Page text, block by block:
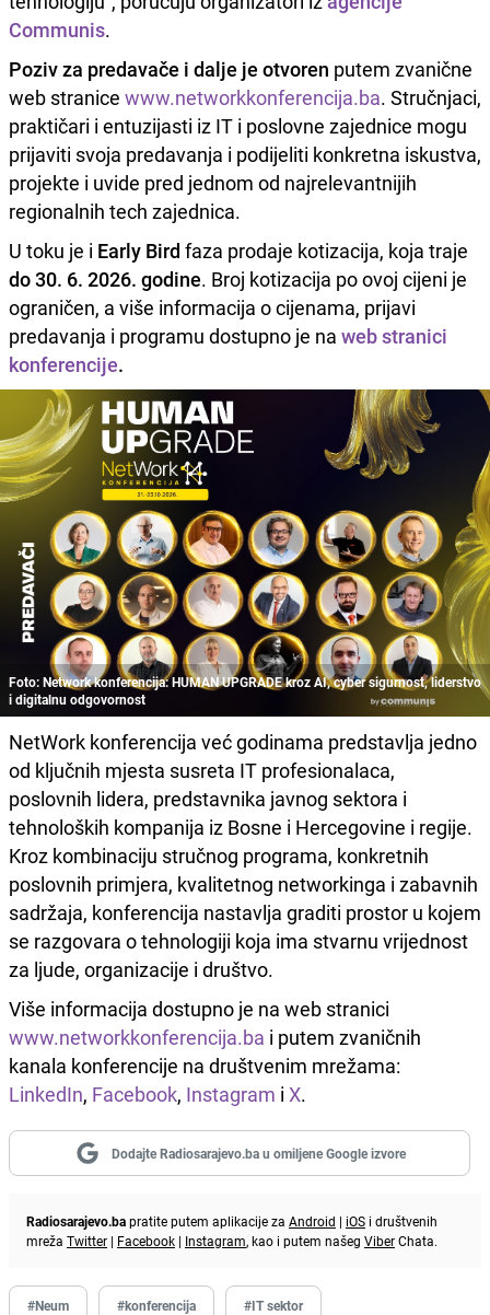
Communis.
Poziv za predavače i dalje je otvoren putem zvanične
web stranice www.networkkonferencija.ba. Stručnjaci,
praktičari i entuzijasti iz IT i poslovne zajednice mogu
prijaviti svoja predavanja i podijeliti konkretna iskustva,
projekte i uvide pred jednom od najrelevantnijih
regionalnih tech zajednica.
U toku je i Early Bird faza prodaje kotizacija, koja traje
do 30. 6. 2026. godine. Broj kotizacija po ovoj cijeni je
ograničen, a više informacija o cijenama, prijavi
predavanja i programu dostupno je na web stranici
konferencije.
Foto: Network konferencija: HUMAN UPGRADE kroz AI, cyber sigurnost, liderstvo
i digitalnu odgovornost
NetWork konferencija već godinama predstavlja jedno
od ključnih mjesta susreta IT profesionalaca,
poslovnih lidera, predstavnika javnog sektora i
tehnoloških kompanija iz Bosne i Hercegovine i regije.
Kroz kombinaciju stručnog programa, konkretnih
poslovnih primjera, kvalitetnog networkinga i zabavnih
sadržaja, konferencija nastavlja graditi prostor u kojem
se razgovara o tehnologiji koja ima stvarnu vrijednost
za ljude, organizacije i društvo.
Više informacija dostupno je na web stranici
www.networkkonferencija.ba i putem zvaničnih
kanala konferencije na društvenim mrežama:
LinkedIn, Facebook, Instagram i X.
Dodajte Radiosarajevo.ba u omiljene Google izvore
Radiosarajevo.bapratite putem aplikacije za Android | iOS i društvenih
mreža Twitter | Facebook | Instagram, kao i putem našeg ViberChata.
#Neum #konferencija #IT sektor